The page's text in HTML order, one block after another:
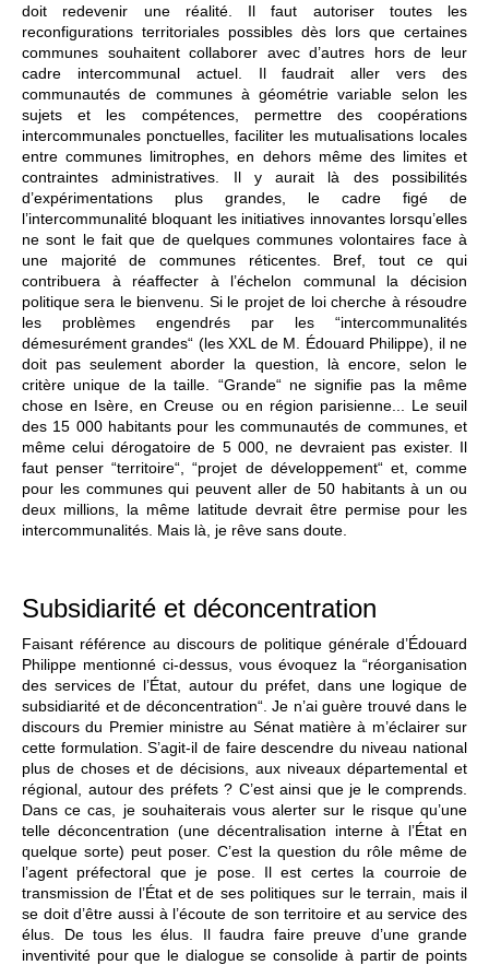
doit redevenir une réalité. Il faut autoriser toutes les
reconfigurations territoriales possibles dès lors que certaines
communes souhaitent collaborer avec d’autres hors de leur
cadre intercommunal actuel. Il faudrait aller vers des
communautés de communes à géométrie variable selon les
sujets et les compétences, permettre des coopérations
intercommunales ponctuelles, faciliter les mutualisations locales
entre communes limitrophes, en dehors même des limites et
contraintes administratives. Il y aurait là des possibilités
d’expérimentations plus grandes, le cadre figé de
l’intercommunalité bloquant les initiatives innovantes lorsqu’elles
ne sont le fait que de quelques communes volontaires face à
une majorité de communes réticentes. Bref, tout ce qui
contribuera à réaffecter à l’échelon communal la décision
politique sera le bienvenu. Si le projet de loi cherche à résoudre
les problèmes engendrés par les “intercommunalités
démesurément grandes“ (les XXL de M. Édouard Philippe), il ne
doit pas seulement aborder la question, là encore, selon le
critère unique de la taille. “Grande“ ne signifie pas la même
chose en Isère, en Creuse ou en région parisienne... Le seuil
des 15 000 habitants pour les communautés de communes, et
même celui dérogatoire de 5 000, ne devraient pas exister. Il
faut penser “territoire“, “projet de développement“ et, comme
pour les communes qui peuvent aller de 50 habitants à un ou
deux millions, la même latitude devrait être permise pour les
intercommunalités. Mais là, je rêve sans doute.
Subsidiarité et déconcentration
Faisant référence au discours de politique générale d’Édouard
Philippe mentionné ci-dessus, vous évoquez la “réorganisation
des services de l’État, autour du préfet, dans une logique de
subsidiarité et de déconcentration“. Je n’ai guère trouvé dans le
discours du Premier ministre au Sénat matière à m’éclairer sur
cette formulation. S’agit-il de faire descendre du niveau national
plus de choses et de décisions, aux niveaux départemental et
régional, autour des préfets ? C’est ainsi que je le comprends.
Dans ce cas, je souhaiterais vous alerter sur le risque qu’une
telle déconcentration (une décentralisation interne à l’État en
quelque sorte) peut poser. C’est la question du rôle même de
l’agent préfectoral que je pose. Il est certes la courroie de
transmission de l’État et de ses politiques sur le terrain, mais il
se doit d’être aussi à l’écoute de son territoire et au service des
élus. De tous les élus. Il faudra faire preuve d’une grande
inventivité pour que le dialogue se consolide à partir de points